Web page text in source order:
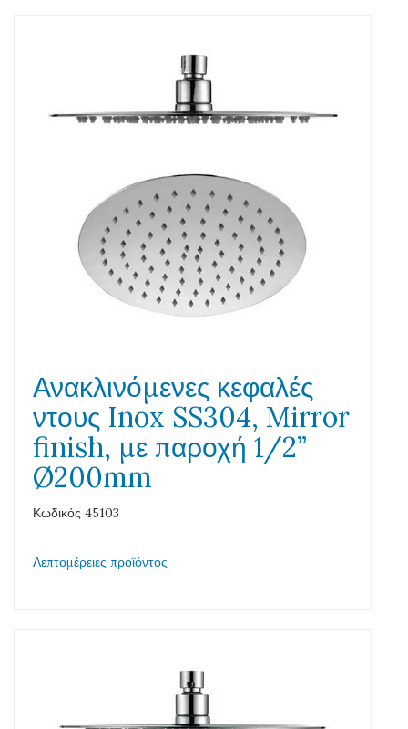
Ανακλινόμενες κεφαλές
ντους Inox SS304, Mirror
finish, με παροχή 1/2”
Ø200mm
Κωδικός 45103
Λεπτομέρειες προϊόντος